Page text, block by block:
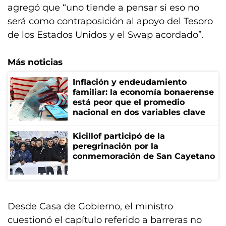
agregó que “uno tiende a pensar si eso no
será como contraposición al apoyo del Tesoro
de los Estados Unidos y el Swap acordado”.
Más noticias
Inflación y endeudamiento
familiar: la economía bonaerense
está peor que el promedio
nacional en dos variables clave
Kicillof participó de la
peregrinación por la
conmemoración de San Cayetano
Desde Casa de Gobierno, el ministro
cuestionó el capítulo referido a barreras no